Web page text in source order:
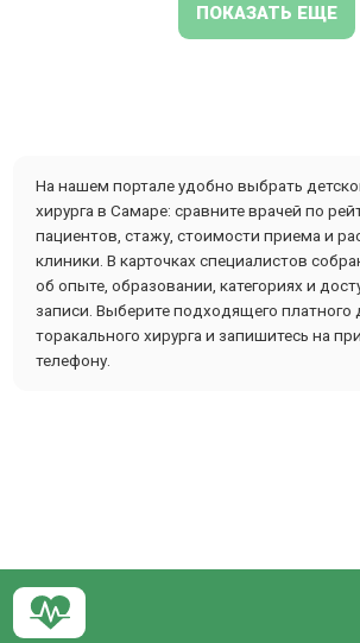
ПОКАЗАТЬ ЕЩЕ
На нашем портале удобно выбрать
хирурга в Самаре: сравните врачей по
пациентов, стажу, стоимости приема и
клиники. В карточках специалистов
об опыте, образовании, категориях и
записи. Выберите подходящего платного
торакального хирурга и запишитесь на
телефону.